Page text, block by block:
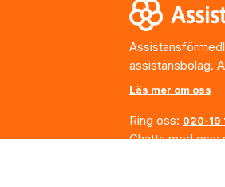
assistansbolag.
Läs mer om oss
Ring oss: 020-19
Chatta med oss: